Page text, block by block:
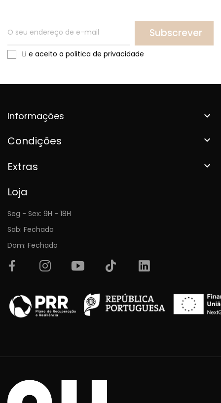
Subscrever
Li e aceito a politica de privacidade
Informações 
Condições 
Extras 
Loja
Seg - Sex: 9H - 18H
Sab: Fechado
Dom: Fechado